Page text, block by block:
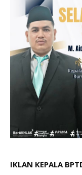
IKLAN KEPALA